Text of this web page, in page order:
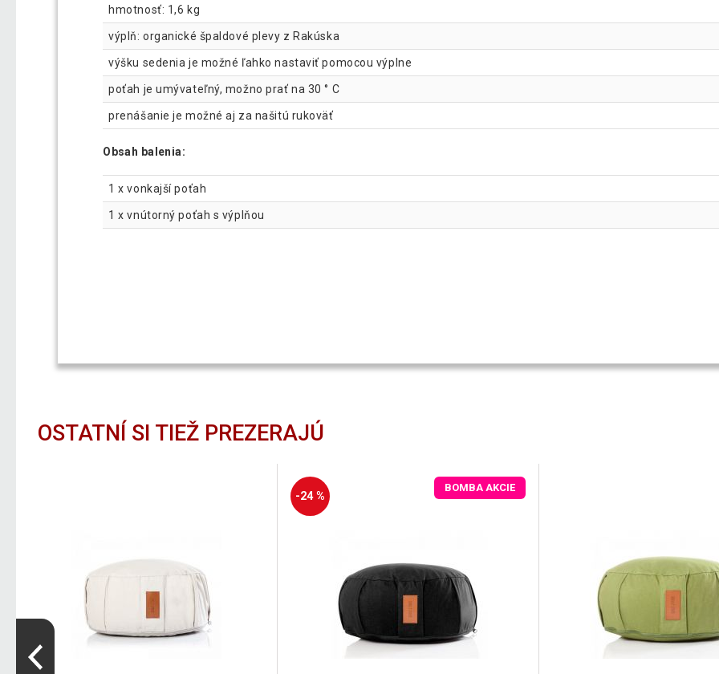
hmotnosť: 1,6 kg
výplň: organické špaldové plevy z Rakúska
výšku sedenia je možné ľahko nastaviť pomocou výplne
poťah je umývateľný, možno prať na 30 ° C
prenášanie je možné aj za našitú rukoväť
Obsah balenia:
1 x vonkajší poťah
1 x vnútorný poťah s výplňou
OSTATNÍ SI TIEŽ PREZERAJÚ
-24 %
BOMBA AKCIE